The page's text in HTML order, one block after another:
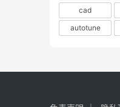
cad
autotune